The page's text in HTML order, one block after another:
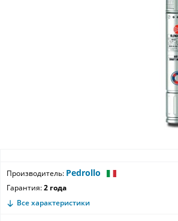
Производитель: Pedrollo
Гарантия:2 года
Все характеристики